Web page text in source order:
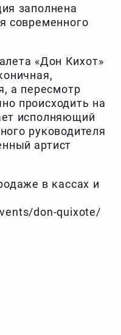
заполнена
современного
«Дон Кихот»
а пересмотр
происходить на
исполняющий
руководителя
артист
в кассах и
don-quixote/